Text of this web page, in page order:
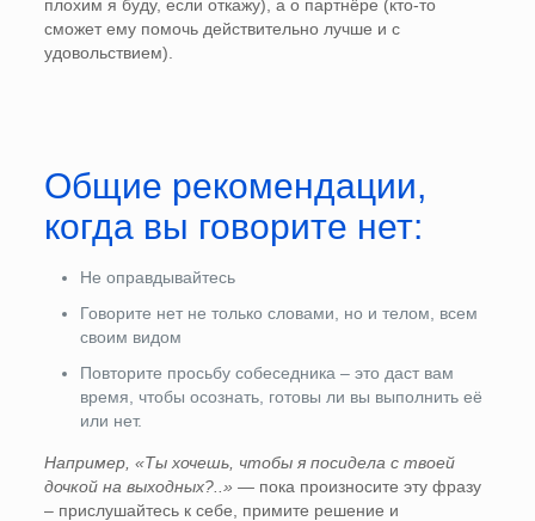
плохим я буду, если откажу), а о партнёре (кто-то
сможет ему помочь действительно лучше и с
удовольствием).
Общие рекомендации,
когда вы говорите нет:
Не оправдывайтесь
Говорите нет не только словами, но и телом, всем
своим видом
Повторите просьбу собеседника – это даст вам
время, чтобы осознать, готовы ли вы выполнить её
или нет.
Например, «Ты хочешь, чтобы я посидела с твоей
дочкой на выходных?..» — пока произносите эту фразу
– прислушайтесь к себе, примите решение и